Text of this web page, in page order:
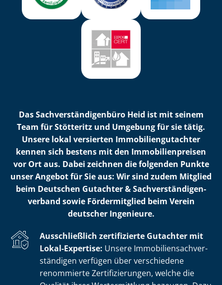
Das Sach­ver­stän­di­gen­bü­ro Heid ist mit seinem
Team für Stötteritz und Umgebung für sie tätig.
Unsere lokal versierten Im­mo­bi­li­en­gut­ach­ter
kennen sich bestens mit den Im­mo­bi­li­en­prei­sen
vor Ort aus. Dabei zeichnen die folgenden Punkte
unser Angebot für Sie aus: Wir sind zudem Mitglied
beim Deutschen Gutachter & Sach­ver­stän­di­gen­
ver­band sowie Fördermitglied beim Verein
deutscher Ingenieure.
Ausschließlich zertifizierte Gutachter mit
Lokal-Expertise: Unsere Im­mo­bi­li­en­sach­ver­
stän­di­gen verfügen über verschiedene
renommierte Zer­ti­fi­zie­run­gen, welche die